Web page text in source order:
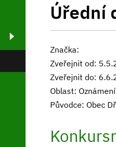
Úřední
Značka:
Zveřejnit od:
Zveřejnit do:
Oblast: Oznámení
Původce: Obec